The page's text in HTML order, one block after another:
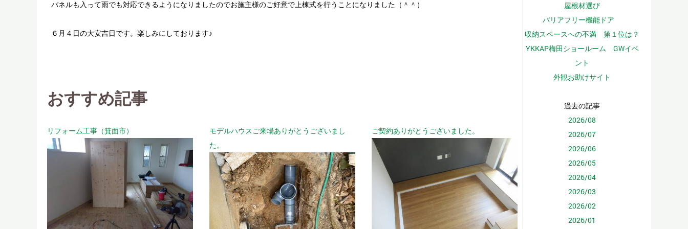
パネルも入って雨でも対応できるようになりましたのでお施主様のご好意で上棟式を行うことになりました（＾＾）
６月４日の大安吉日です。楽しみにしております♪
おすすめ記事
リフォーム工事（箕面市）
モデルハウスご来場ありがとうございまし
た。
ご契約ありがとうございました。
屋根材選び
バリアフリー機能ドア
収納スペースへの不満 第１位は？
YKKAP梅田ショールーム GWイベ
ント
外観お助けサイト
過去の記事
2026/08
2026/07
2026/06
2026/05
2026/04
2026/03
2026/02
2026/01